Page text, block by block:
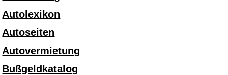
Autolexikon
Autoseiten
Autovermietung
Bußgeldkatalog